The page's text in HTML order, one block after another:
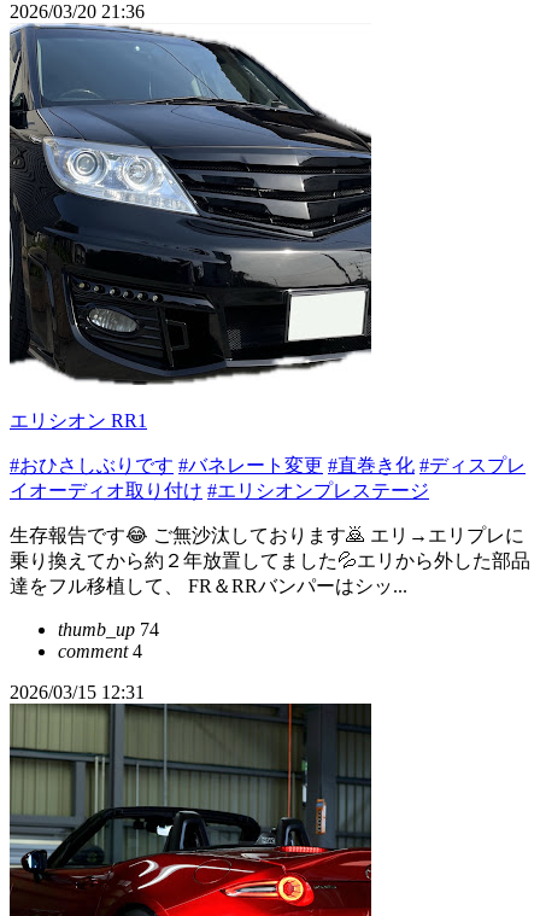
2026/03/20 21:36
エリシオン RR1
#おひさしぶりです #バネレート変更 #直巻き化 #ディスプレ
イオーディオ取り付け #エリシオンプレステージ
生存報告です😂 ご無沙汰しております🙇 エリ→エリプレに
乗り換えてから約２年放置してました💦エリから外した部品
達をフル移植して、 FR＆RRバンパーはシッ...
thumb_up 74
comment4
2026/03/15 12:31